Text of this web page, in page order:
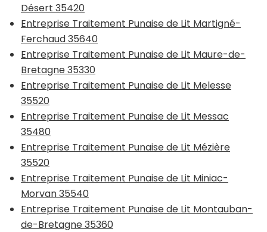
Désert 35420
Entreprise Traitement Punaise de Lit Martigné-
Ferchaud 35640
Entreprise Traitement Punaise de Lit Maure-de-
Bretagne 35330
Entreprise Traitement Punaise de Lit Melesse
35520
Entreprise Traitement Punaise de Lit Messac
35480
Entreprise Traitement Punaise de Lit Mézière
35520
Entreprise Traitement Punaise de Lit Miniac-
Morvan 35540
Entreprise Traitement Punaise de Lit Montauban-
de-Bretagne 35360